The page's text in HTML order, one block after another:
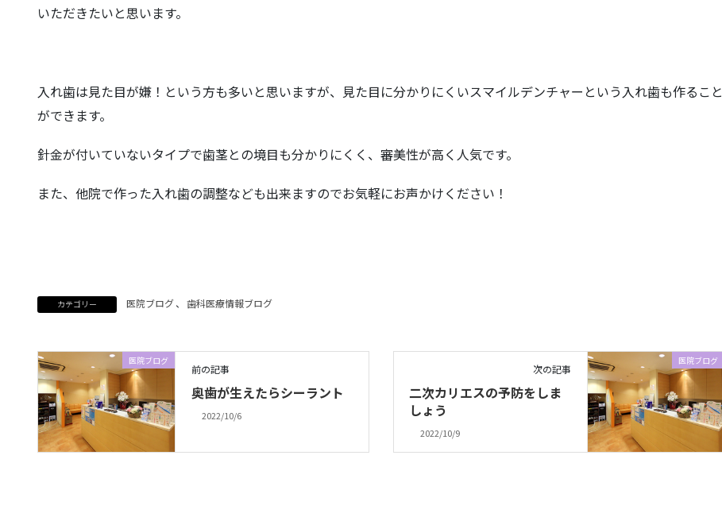
いただきたいと思います。
入れ歯は見た目が嫌！という方も多いと思いますが、見た目に分かりにくいスマイルデンチャーという入れ歯も作ること
ができます。
針金が付いていないタイプで歯茎との境目も分かりにくく、審美性が高く人気です。
また、他院で作った入れ歯の調整なども出来ますのでお気軽にお声かけください！
カテゴリー 医院ブログ、 歯科医療情報ブログ
医院ブログ
前の記事
奥歯が生えたらシーラント
2022/10/6
医院ブログ
次の記事
二次カリエスの予防をしま
しょう
2022/10/9